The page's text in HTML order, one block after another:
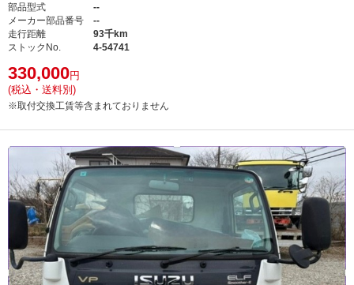
部品型式
--
メーカー部品番号
--
走行距離
93千km
ストックNo.
4-54741
330,000円
(税込・送料別)
※取付交換工賃等含まれておりません